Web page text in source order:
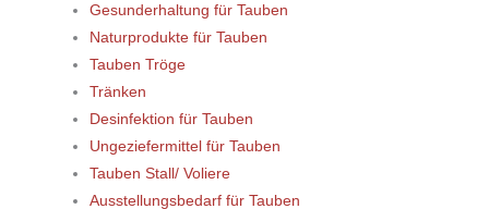
Gesunderhaltung für Tauben
Naturprodukte für Tauben
Tauben Tröge
Tränken
Desinfektion für Tauben
Ungeziefermittel für Tauben
Tauben Stall/ Voliere
Ausstellungsbedarf für Tauben